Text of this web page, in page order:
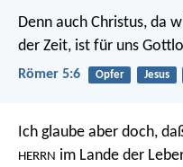
Denn auch Christus, da
der Zeit, ist für uns
Römer 5:6 Opfer Jesus
Ich glaube aber doch,
HERRN im Lande der